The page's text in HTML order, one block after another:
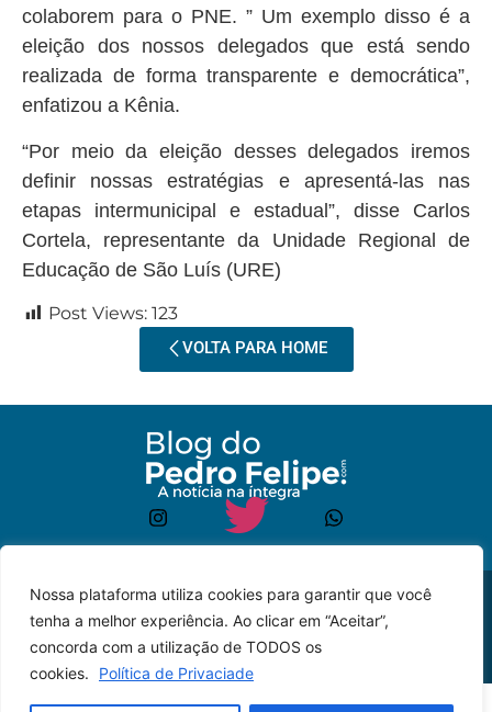
Nossa plataforma utiliza cookies para garantir que você
tenha a melhor experiência. Ao clicar em “Aceitar”,
concorda com a utilização de TODOS os
cookies.
Política de Privaciade
colaborem para o PNE. ” Um exemplo disso é a
eleição dos nossos delegados que está sendo
realizada de forma transparente e democrática”,
enfatizou a Kênia.
“Por meio da eleição desses delegados iremos
definir nossas estratégias e apresentá-las nas
etapas intermunicipal e estadual”, disse Carlos
Cortela, representante da Unidade Regional de
Educação de São Luís (URE)
Post Views: 123
VOLTA PARA HOME
© 2023 – Todos os
direitos reservados.
Desenvolvido por: JP